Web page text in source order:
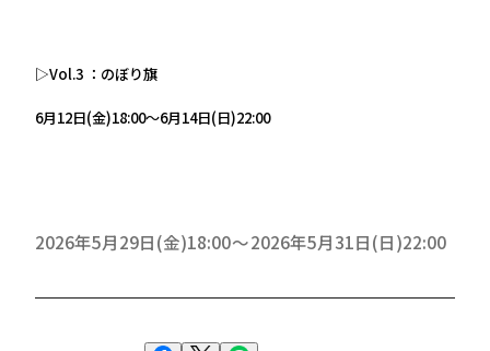
▷Vol.3 ：のぼり旗
6月12日(金)18:00～6月14日(日)22:00
2026年5月29日(金)18:00 2026年5月31日(日)22:00